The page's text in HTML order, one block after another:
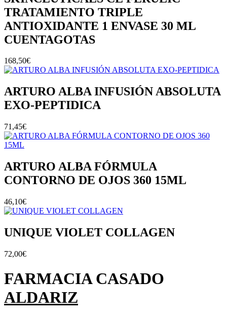
TRATAMIENTO TRIPLE
ANTIOXIDANTE 1 ENVASE 30 ML
CUENTAGOTAS
168,50€
ARTURO ALBA INFUSIÓN ABSOLUTA
EXO-PEPTIDICA
71,45€
ARTURO ALBA FÓRMULA
CONTORNO DE OJOS 360 15ML
46,10€
UNIQUE VIOLET COLLAGEN
72,00€
FARMACIA CASADO
ALDARIZ